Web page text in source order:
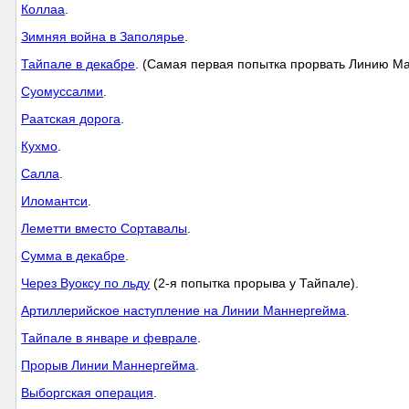
Коллаа
Зимняя война в Заполярье
Тайпале в декабре . (Самая первая попытка прорвать Линию
Суомуссалми
Раатская дорога
Кухмо
Салла
Иломантси
Леметти вместо Сортавалы
Сумма в декабре
Через Вуоксу по льду (2-я попытка прорыва у Тайпале).
Артиллерийское наступление на Линии Маннергейма
Тайпале в январе и феврале
Прорыв Линии Маннергейма
Выборгская операция